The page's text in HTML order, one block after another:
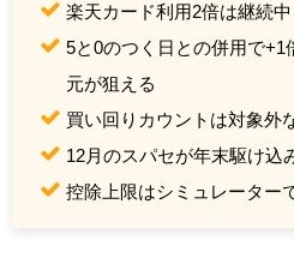
楽天カード利用2倍は継続中
5と0のつく日との併用で+1
元が狙える
買い回りカウントは対象外
12月のスパセが年末駆け込
控除上限はシミュレーター